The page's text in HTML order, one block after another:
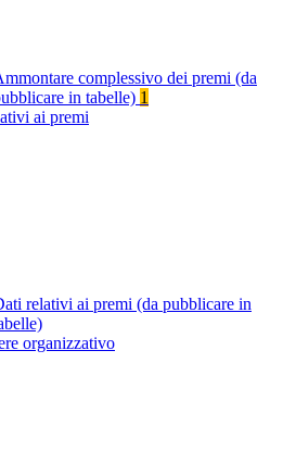
complessivo dei premi (da
in tabelle) 1
ai premi
relativi ai premi (da pubblicare in
organizzativo